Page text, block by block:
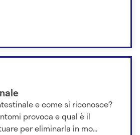
e come si riconosce?
provoca e qual è il
per eliminarla in mo...